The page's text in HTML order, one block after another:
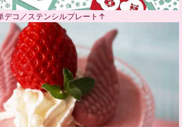
デコ／ステンシルプレート↑